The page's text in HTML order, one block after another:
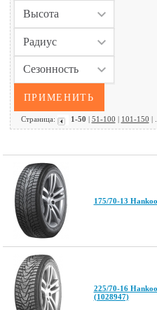
Страница: 1-50 51-100 101-150
175/70-13
225/70-16
(1028947)